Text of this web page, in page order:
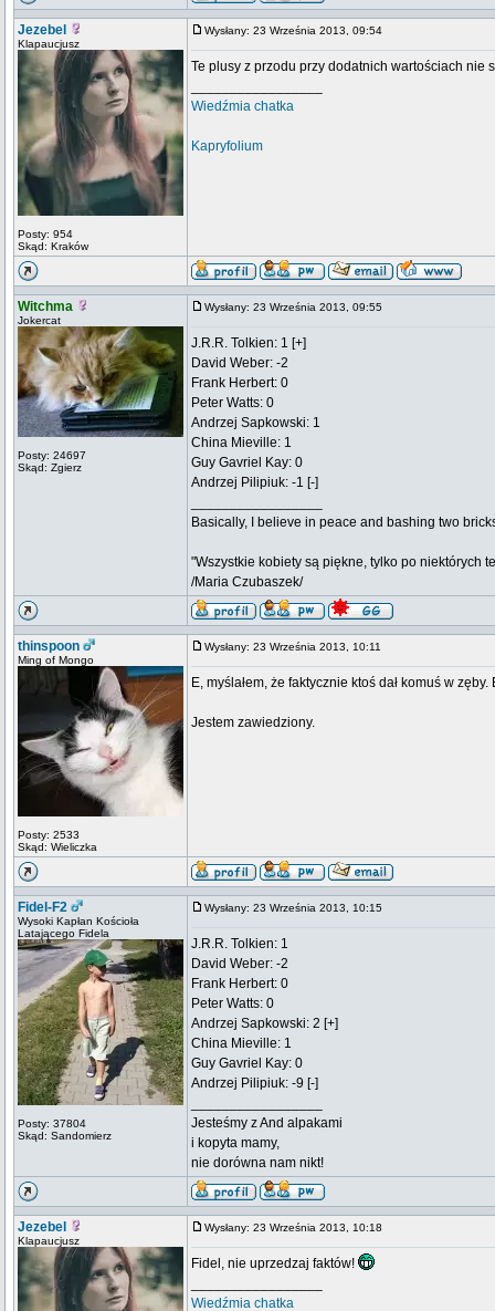
Jezebel
Klapaucjusz
Posty: 954
Skąd: Kraków
Wysłany: 23 Września 2013, 09:54
Te plusy z przodu przy dodatnich wartościach nie
Wiedźmia chatka
Kapryfolium
Witchma
Jokercat
Posty: 24697
Skąd: Zgierz
Wysłany: 23 Września 2013, 09:55
J.R.R. Tolkien: 1 [+]
David Weber: -2
Frank Herbert: 0
Peter Watts: 0
Andrzej Sapkowski: 1
China Mieville: 1
Guy Gavriel Kay: 0
Andrzej Pilipiuk: -1 [-]
Basically, I believe in peace and bashing two
"Wszystkie kobiety są piękne, tylko po niektórych
/Maria Czubaszek/
thinspoon
Ming of Mongo
Posty: 2533
Skąd: Wieliczka
Wysłany: 23 Września 2013, 10:11
E, myślałem, że faktycznie ktoś dał komuś w
Jestem zawiedziony.
Fidel-F2
Wysoki Kapłan Kościoła
Latającego Fidela
Posty: 37804
Skąd: Sandomierz
Wysłany: 23 Września 2013, 10:15
J.R.R. Tolkien: 1
David Weber: -2
Frank Herbert: 0
Peter Watts: 0
Andrzej Sapkowski: 2 [+]
China Mieville: 1
Guy Gavriel Kay: 0
Andrzej Pilipiuk: -9 [-]
Jesteśmy z And alpakami
i kopyta mamy,
nie dorówna nam nikt!
Jezebel
Klapaucjusz
Wysłany: 23 Września 2013, 10:18
Fidel, nie uprzedzaj faktów!
Wiedźmia chatka